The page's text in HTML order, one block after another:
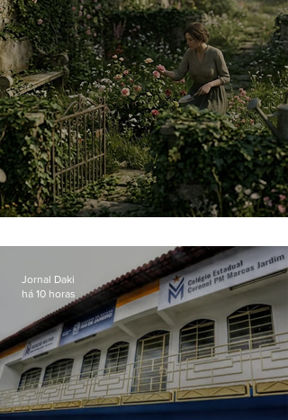
Jornal Daki
há 10 horas